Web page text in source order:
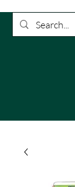
Rossetti
Pulizie